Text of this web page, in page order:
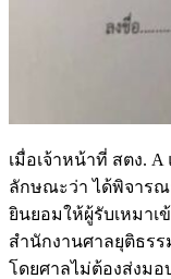
เมื่อเจ้าหน้าที่ สตง.
ลักษณะว่า ได้พิจารณ
ยินยอมให้ผู้รับเหมาเ
สำนักงานศาลยุติธรร
โดยศาลไม่ต้องส่งมอ